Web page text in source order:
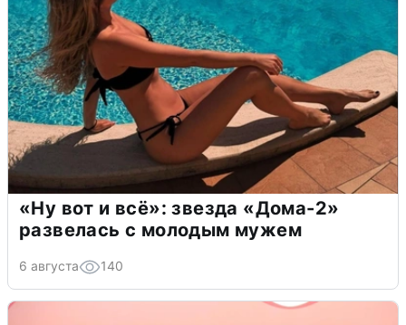
«Ну вот и всё»: звезда «Дома-2»
развелась с молодым мужем
6 августа 140